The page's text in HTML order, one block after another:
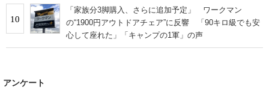
10
「家族分3脚購入、さらに追加予定」 ワークマン
の“1900円アウトドアチェア”に反響 「90キロ級でも安
心して座れた」「キャンプの1軍」の声
アンケート